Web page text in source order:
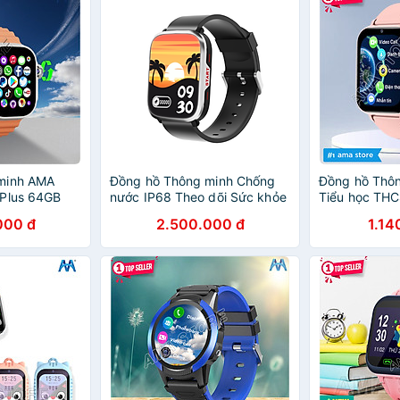
AMA
64GB
Google
xem
TikTok
Skype
Tele chơi
Người lớn
đ
Đồng hồ Thông minh Chống
nước IP68 Theo dõi Sức khỏe
Hàng nhập khẩu
2.500.000 đ
Đồng hồ
Tiểu học
Wifi lắp Sim
nước Kích
Hàng nhập